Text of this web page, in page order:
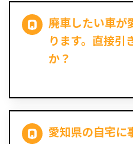
廃車したい車が
ります。直接引
か？
愛知県の自宅に